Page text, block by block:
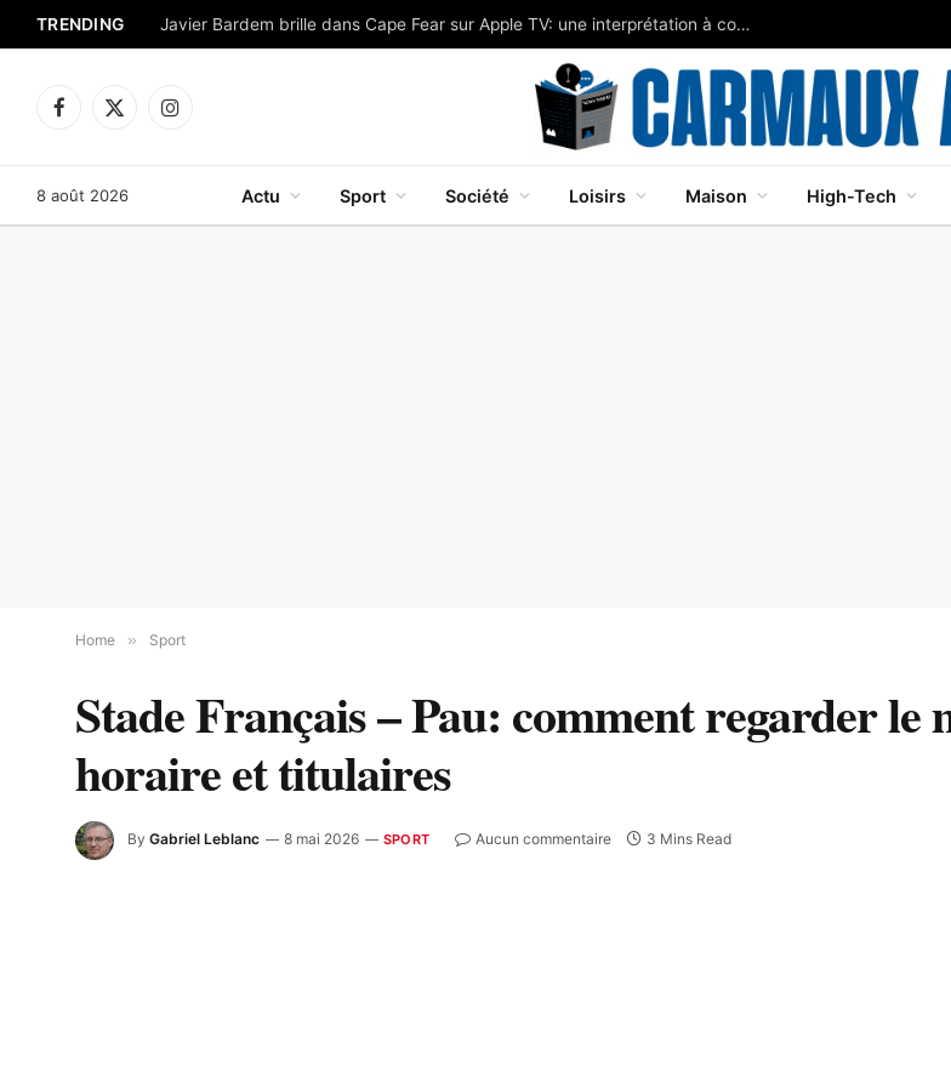
TRENDING Javier Bardem brille dans Cape Fear sur Apple TV: une interprétation à couper le souffle
Facebook
X
Instagram
8 août 2026 Actu Sport Société Loisirs Maison High-Tech
Home » Sport
Stade Français – Pau: comment regarder le
horaire et titulaires
By Gabriel Leblanc 8 mai 2026 SPORT Aucun commentaire 3 Mins Read